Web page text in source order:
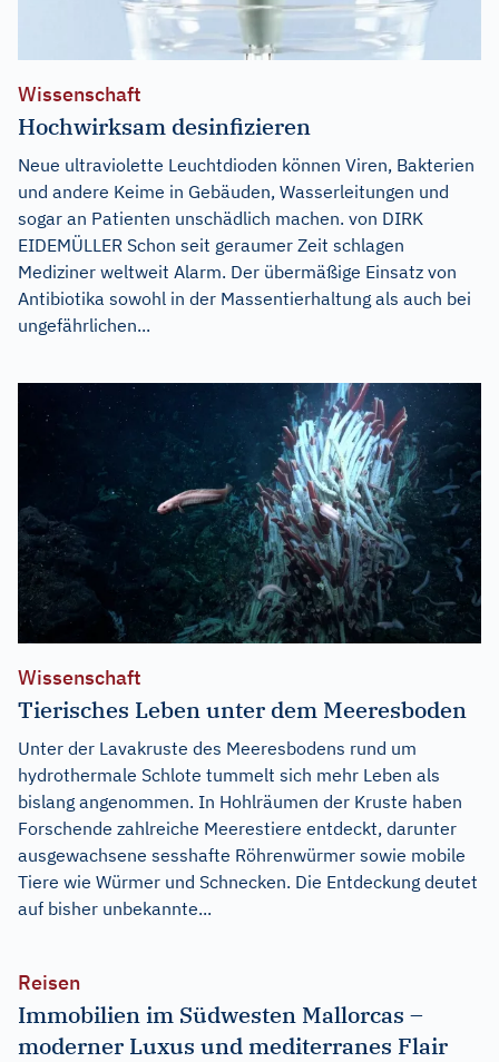
Wissenschaft
Hochwirksam desinfizieren
Neue ultraviolette Leuchtdioden können Viren, Bakterien
und andere Keime in Gebäuden, Wasserleitungen und
sogar an Patienten unschädlich machen. von DIRK
EIDEMÜLLER Schon seit geraumer Zeit schlagen
Mediziner weltweit Alarm. Der übermäßige Einsatz von
Antibiotika sowohl in der Massentierhaltung als auch bei
ungefährlichen...
Wissenschaft
Tierisches Leben unter dem Meeresboden
Unter der Lavakruste des Meeresbodens rund um
hydrothermale Schlote tummelt sich mehr Leben als
bislang angenommen. In Hohlräumen der Kruste haben
Forschende zahlreiche Meerestiere entdeckt, darunter
ausgewachsene sesshafte Röhrenwürmer sowie mobile
Tiere wie Würmer und Schnecken. Die Entdeckung deutet
auf bisher unbekannte...
Reisen
Immobilien im Südwesten Mallorcas –
moderner Luxus und mediterranes Flair